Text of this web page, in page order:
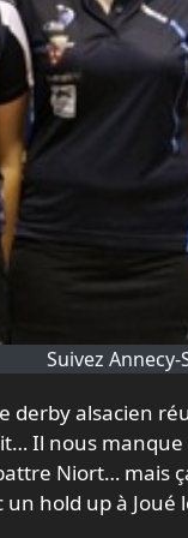
Suivez Annecy-
Il nous
Niort… mais
hold up à Joué